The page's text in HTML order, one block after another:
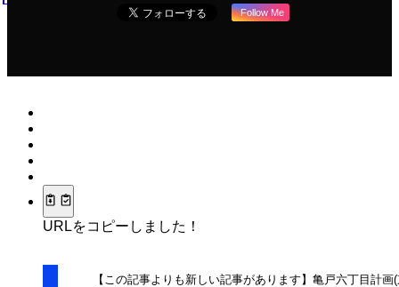
Follow Me
URLをコピーしました！
【この記事よりも新しい記事があります】亀戸六丁目計画